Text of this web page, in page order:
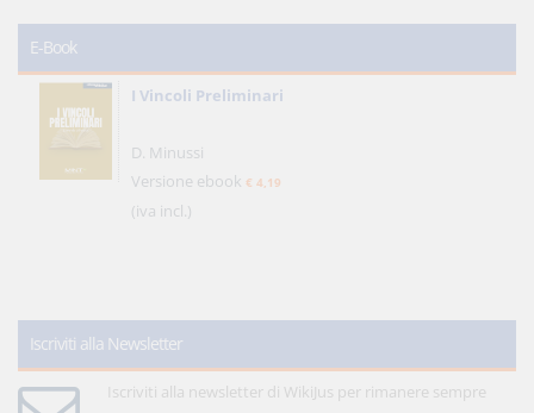
E-Book
I Vincoli Preliminari
D. Minussi
Versione ebook € 4,19
(iva incl.)
Iscriviti alla Newsletter
Iscriviti alla newsletter di WikiJus per rimanere sempre